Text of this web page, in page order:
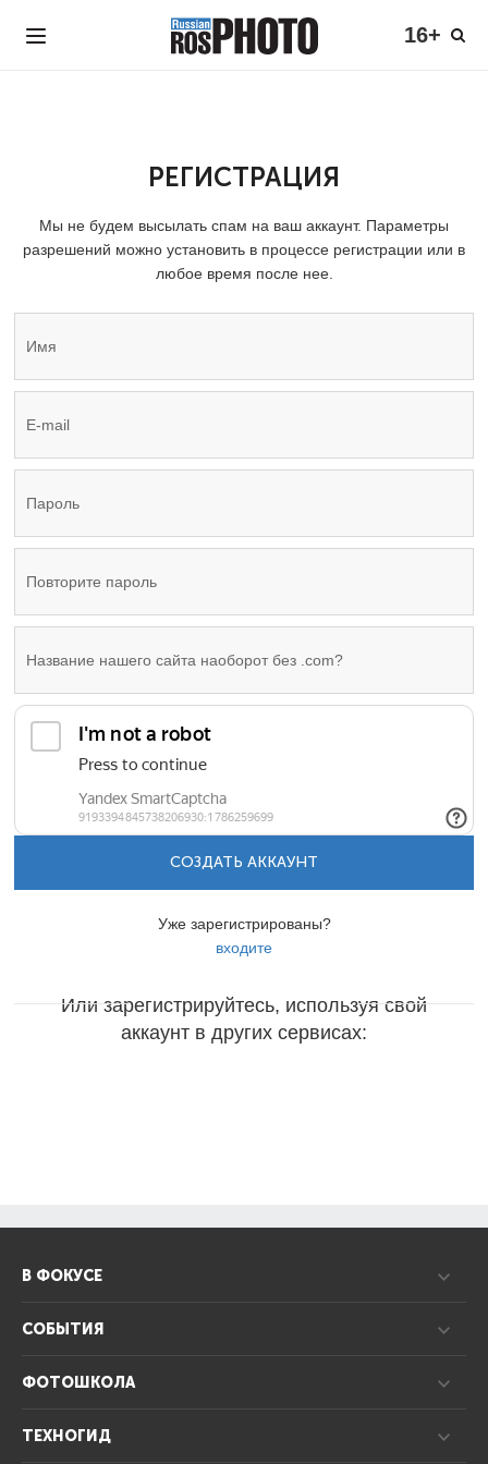
16+
РЕГИСТРАЦИЯ
Мы не будем высылать спам на ваш аккаунт. Параметры
разрешений можно установить в процессе регистрации или в
любое время после нее.
СОЗДАТЬ АККАУНТ
Уже зарегистрированы?
входите
Или зарегистрируйтесь, используя свой
аккаунт в других сервисах:
В ФОКУСЕ
СОБЫТИЯ
ФОТОШКОЛА
ТЕХНОГИД